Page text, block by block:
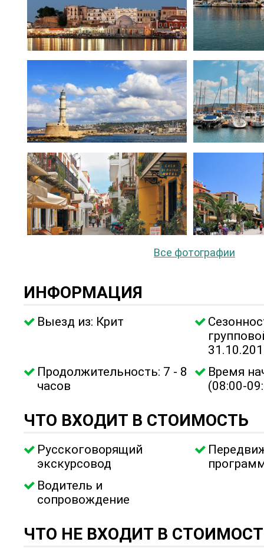
Все фотографии
ИНФОРМАЦИЯ
Выезд из: Крит
Продолжительность: 7 - 8
часов
Время
(08:00-
ЧТО ВХОДИТ В СТОИМОСТЬ
Русскоговорящий
экскурсовод
Водитель и
сопровождение
ЧТО НЕ ВХОДИТ В